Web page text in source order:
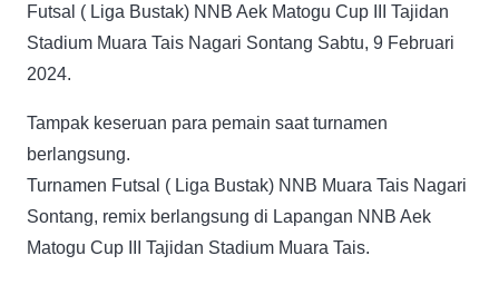
Futsal ( Liga Bustak) NNB Aek Matogu Cup III Tajidan
Stadium Muara Tais Nagari Sontang Sabtu, 9 Februari
2024.
Tampak keseruan para pemain saat turnamen
berlangsung.
Turnamen Futsal ( Liga Bustak) NNB Muara Tais Nagari
Sontang, remix berlangsung di Lapangan NNB Aek
Matogu Cup III Tajidan Stadium Muara Tais.